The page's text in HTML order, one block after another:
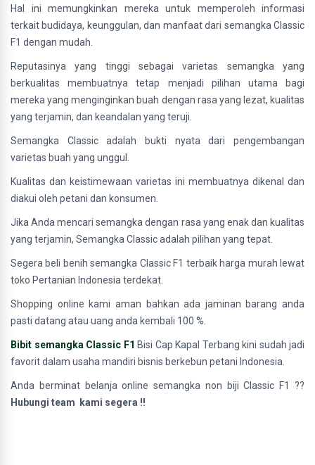
Hal ini memungkinkan mereka untuk memperoleh informasi
terkait budidaya, keunggulan, dan manfaat dari semangka Classic
F1 dengan mudah.
Reputasinya yang tinggi sebagai varietas semangka yang
berkualitas membuatnya tetap menjadi pilihan utama bagi
mereka yang menginginkan buah dengan rasa yang lezat, kualitas
yang terjamin, dan keandalan yang teruji.
Semangka Classic adalah bukti nyata dari pengembangan
varietas buah yang unggul.
Kualitas dan keistimewaan varietas ini membuatnya dikenal dan
diakui oleh petani dan konsumen.
Jika Anda mencari semangka dengan rasa yang enak dan kualitas
yang terjamin, Semangka Classic adalah pilihan yang tepat.
Segera beli benih semangka Classic F1 terbaik harga murah lewat
toko Pertanian Indonesia terdekat.
Shopping online kami aman bahkan ada jaminan barang anda
pasti datang atau uang anda kembali 100 %.
Bibit semangka Classic F1 Bisi Cap Kapal Terbang kini sudah jadi
favorit dalam usaha mandiri bisnis berkebun petani Indonesia.
Anda berminat belanja online semangka non biji Classic F1 ??
Hubungi team kami segera !!